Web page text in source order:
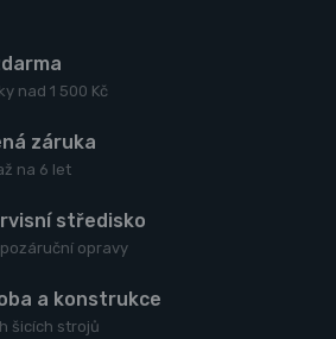
nad 1 500 Kč
záruka
na 6 let
středisko
opravy
a konstrukce
šicích strojů